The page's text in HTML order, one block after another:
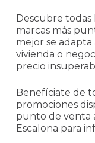
Descubre todas
marcas más
mejor se adapta
vivienda o
precio
Benefíciate de
promociones
punto de venta
Escalona para